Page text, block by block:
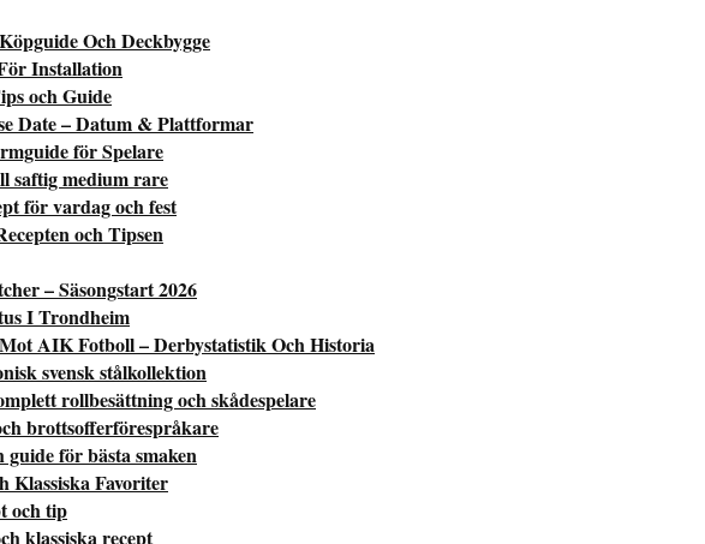
Och Deckbygge
Installation
och Guide
Date – Datum & Plattformar
för Spelare
saftig medium rare
för vardag och fest
och Tipsen
– Säsongstart 2026
I Trondheim
AIK Fotboll – Derbystatistik Och Historia
svensk stålkollektion
rollbesättning och skådespelare
brottsofferförespråkare
guide för bästa smaken
Klassiska Favoriter
och tip
klassiska recept